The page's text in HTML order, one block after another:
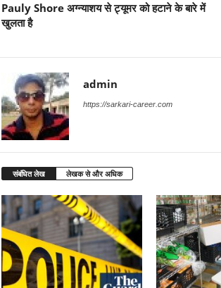
Pauly Shore अग्न्याशय से ट्यूमर को हटाने के बारे में
खुलता है
admin
https://sarkari-career.com
संबंधित लेख लेखक से और अधिक